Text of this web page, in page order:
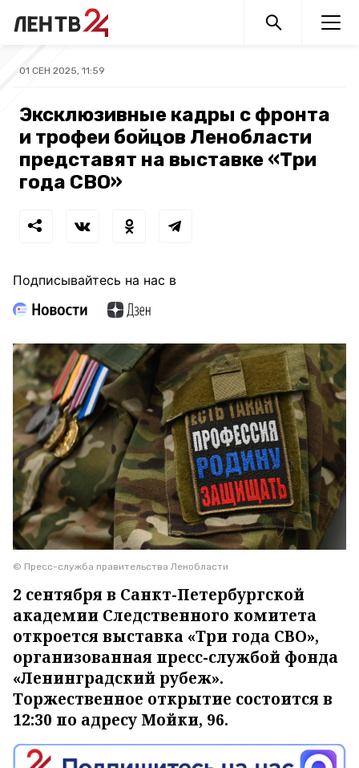
01 СЕН 2025, 11:59
Эксклюзивные кадры с фронта
и трофеи бойцов Ленобласти
представят на выставке «Три
года СВО»
Подписывайтесь на нас в
© Пресс-служба правительства Ленобласти
2 сентября в Санкт-Петербургской
академии Следственного комитета
откроется выставка «Три года СВО»,
организованная пресс-службой фонда
«Ленинградский рубеж».
Торжественное открытие состоится в
12:30 по адресу Мойки, 96.